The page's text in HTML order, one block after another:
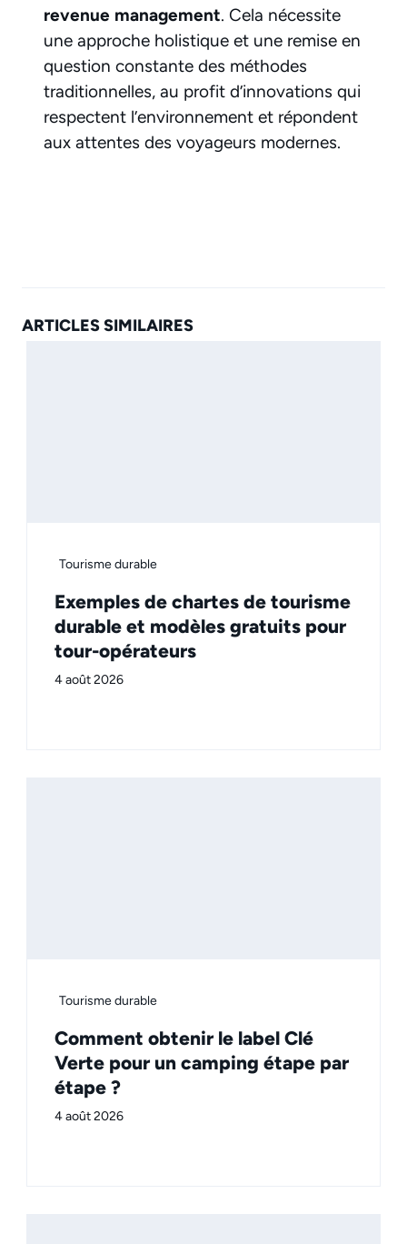
revenue management. Cela nécessite
une approche holistique et une remise en
question constante des méthodes
traditionnelles, au profit d’innovations qui
respectent l’environnement et répondent
aux attentes des voyageurs modernes.
ARTICLES SIMILAIRES
Tourisme durable
Exemples de chartes de tourisme
durable et modèles gratuits pour
tour-opérateurs
4 août 2026
Tourisme durable
Comment obtenir le label Clé
Verte pour un camping étape par
étape ?
4 août 2026